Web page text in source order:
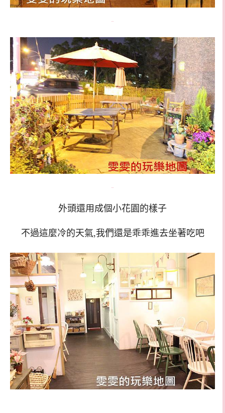
外頭還用成個小花園的樣子
不過這麼冷的天氣,我們還是乖乖進去坐著吃吧